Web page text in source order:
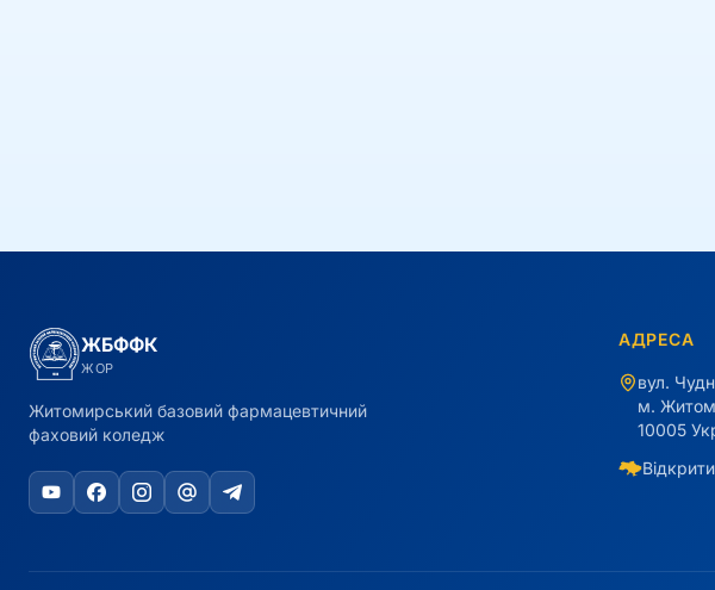
ЖБФФК
ЖОР
Житомирський базовий фармацевтичний
фаховий коледж
АДРЕСА
вул.
м.
10005